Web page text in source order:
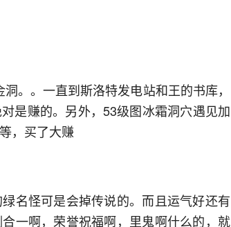
。。一直到斯洛特发电站和王的书库，
是赚的。另外，53级图冰霜洞穴遇见加
，买了大赚
名怪可是会掉传说的。而且运气好还有
一啊，荣誉祝福啊，里鬼啊什么的，就